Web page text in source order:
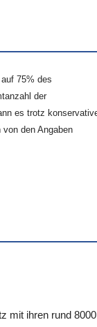
75% des
der
es trotz
von den Angaben
mit ihren rund 8000